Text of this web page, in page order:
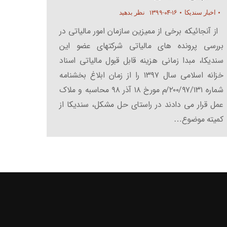
اخبار سندیکا ۱۳۹۹-۰۴-۱۶ نظر بدهید
از آنجائیکه برخی از ممیزین سازمان امور مالیاتی در
بررسی پرونده های مالیاتی شرکتهای عضو این
سندیکا، مبدا زمانی هزینه قابل قبول مالیاتی اسناد
خزانه اسلامی سال ۱۳۹۷ را از زمان ابلاغ بخشنامه
شماره ۲۰۰/۹۷/۱۳۱/م مورخ ۱۸ آذر ۹۸ محاسبه و ملاک
عمل قرار می دادند در راستای حل مشکل، سندیکا از
کمیته موضوع…